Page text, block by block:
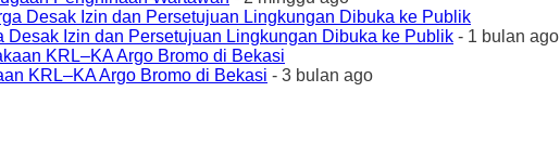
Izin dan Persetujuan Lingkungan Dibuka ke Publik - 1 bulan ago
KRL–KA Argo Bromo di Bekasi - 3 bulan ago